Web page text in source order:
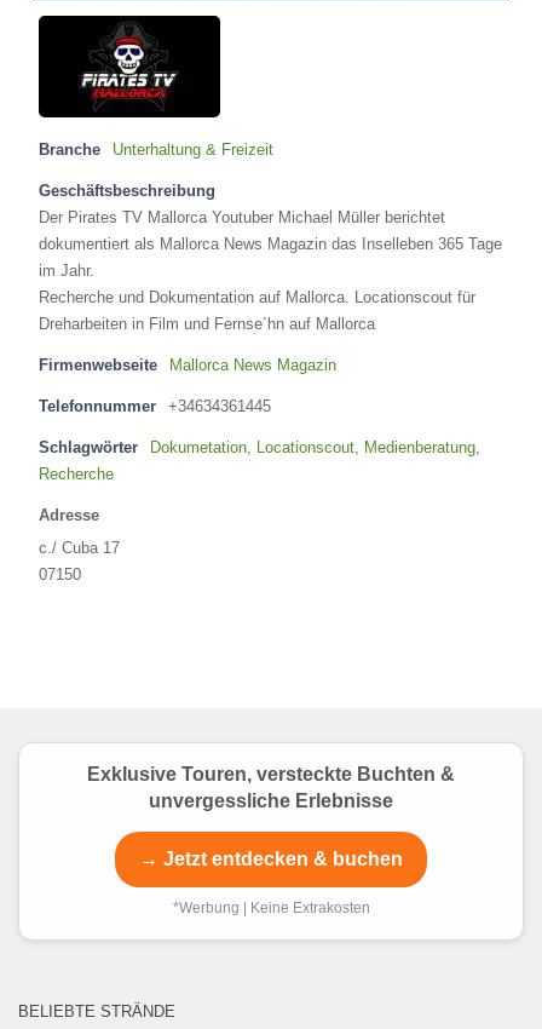
Branche Unterhaltung & Freizeit
Geschäftsbeschreibung
Der Pirates TV Mallorca Youtuber Michael Müller berichtet
dokumentiert als Mallorca News Magazin das Inselleben 365 Tage
im Jahr.
Recherche und Dokumentation auf Mallorca. Locationscout für
Dreharbeiten in Film und Fernse´hn auf Mallorca
Firmenwebseite Mallorca News Magazin
Telefonnummer +34634361445
Schlagwörter Dokumetation, Locationscout, Medienberatung,
Recherche
Adresse
c./ Cuba 17
07150
Exklusive Touren, versteckte Buchten &
unvergessliche Erlebnisse
→ Jetzt entdecken & buchen
*Werbung | Keine Extrakosten
BELIEBTE STRÄNDE